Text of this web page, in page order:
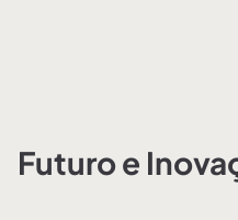
Futuro e